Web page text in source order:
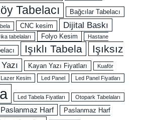
Tabelacı Bağcılar Tabelacı
CNC kesim Dijital Baskı
tabelaları Folyo Kesim Hastane
Işıklı Tabela
Işıksız
Kayan Yazı Fiyatları
Kuaför
Lazer Kesim Led Panel Led Panel Fiyatları
Led Tabela Fiyatları Otopark Tabelaları
Paslanmaz Harf Paslanmaz Harf